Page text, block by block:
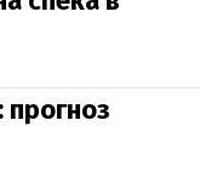
прогноз